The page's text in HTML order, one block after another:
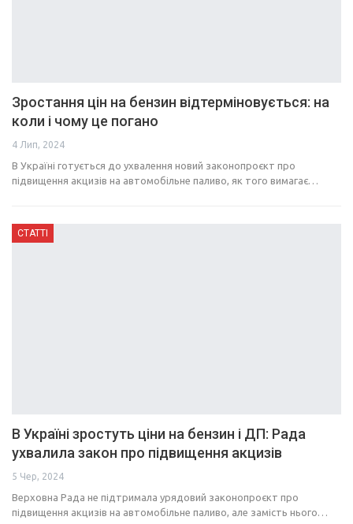
Зростання цін на бензин відтерміновується: на
коли і чому це погано
4 Лип, 2024
В Україні готується до ухвалення новий законопроєкт про
підвищення акцизів на автомобільне паливо, як того вимагає…
СТАТТІ
В Україні зростуть ціни на бензин і ДП: Рада
ухвалила закон про підвищення акцизів
5 Чер, 2024
Верховна Рада не підтримала урядовий законопроєкт про
підвищення акцизів на автомобільне паливо, але замість нього…